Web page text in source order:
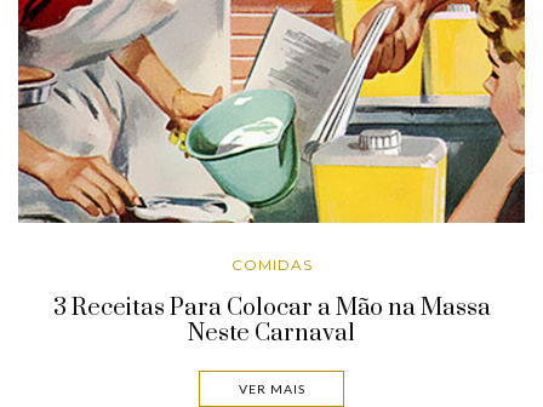
COMIDAS
3 Receitas Para Colocar a Mão na Massa
Neste Carnaval
VER MAIS